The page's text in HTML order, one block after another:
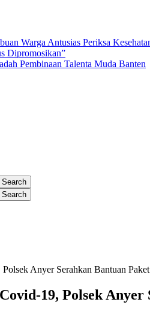
Warga Antusias Periksa
Dipromosikan”
Pembinaan Talenta Muda Banten
Anyer Serahkan Bantuan
19, Polsek Anyer